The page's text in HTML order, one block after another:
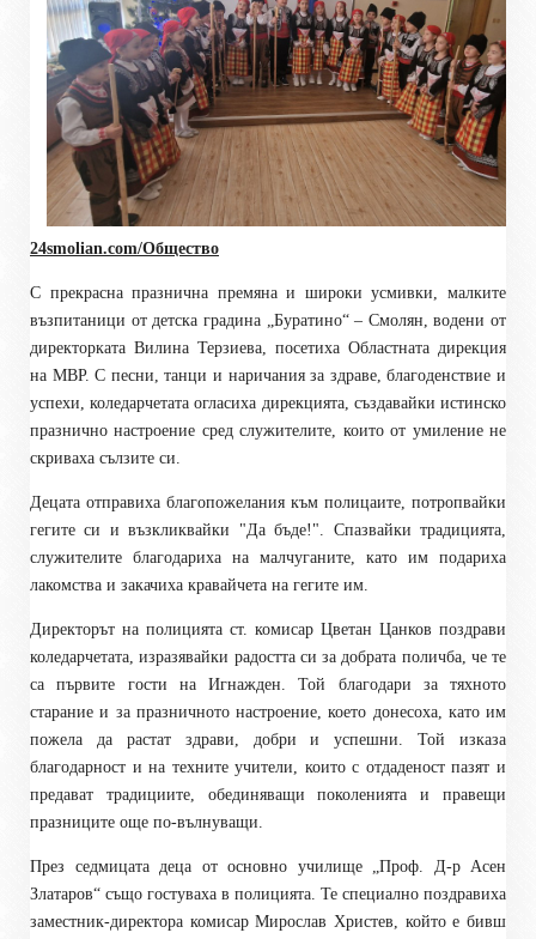
24smolian.com/Общество
С прекрасна празнична премяна и широки усмивки, малките
възпитаници от детска градина „Буратино“ – Смолян, водени от
директорката Вилина Терзиева, посетиха Областната дирекция
на МВР. С песни, танци и наричания за здраве, благоденствие и
успехи, коледарчетата огласиха дирекцията, създавайки истинско
празнично настроение сред служителите, които от умиление не
скриваха сълзите си.
Децата отправиха благопожелания към полицаите, потропвайки
гегите си и възкликвайки "Да бъде!". Спазвайки традицията,
служителите благодариха на малчуганите, като им подариха
лакомства и закачиха кравайчета на гегите им.
Директорът на полицията ст. комисар Цветан Цанков поздрави
коледарчетата, изразявайки радостта си за добрата поличба, че те
са първите гости на Игнажден. Той благодари за тяхното
старание и за празничното настроение, което донесоха, като им
пожела да растат здрави, добри и успешни. Той изказа
благодарност и на техните учители, които с отдаденост пазят и
предават традициите, обединяващи поколенията и правещи
празниците още по-вълнуващи.
През седмицата деца от основно училище „Проф. Д-р Асен
Златаров“ също гостуваха в полицията. Те специално поздравиха
заместник-директора комисар Мирослав Христев, който е бивш